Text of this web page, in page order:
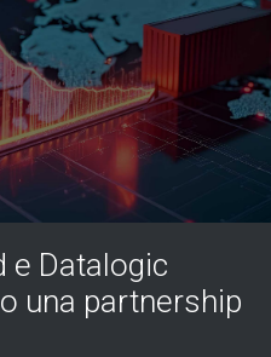
e Datalogic
una partnership